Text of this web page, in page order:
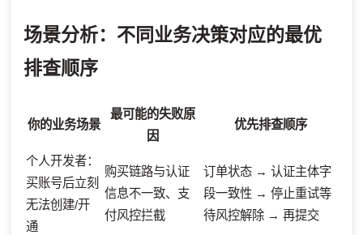
场景分析：不同业务决策对应的最优
排查顺序
你的业务场景
最可能的失败原
因
优先排查顺序
个人开发者：
买账号后立刻
无法创建/开
通
购买链路与认证
信息不一致、支
付风控拦截
订单状态 → 认证主体字
段一致性 → 停止重试等
待风控解除 → 再提交